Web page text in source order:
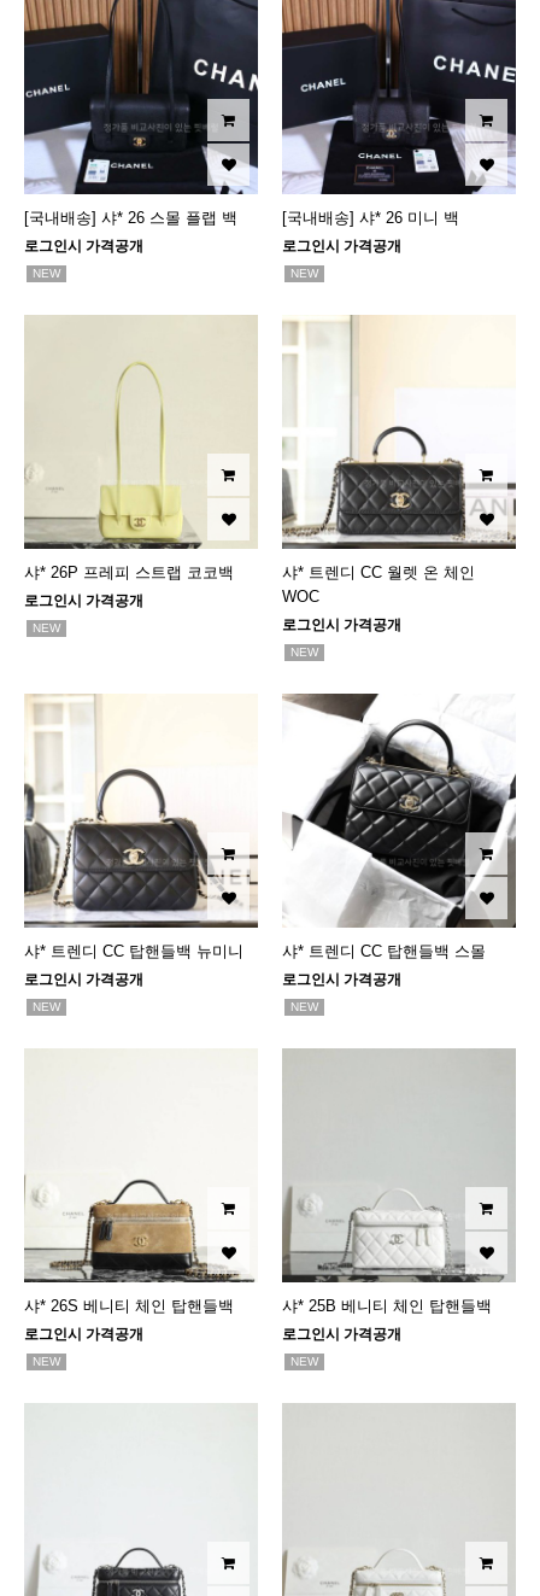
[국내배송] 샤* 26 스몰 플랩 백
로그인시 가격공개
NEW
[국내배송] 샤* 26 미니 백
로그인시 가격공개
NEW
샤* 26P 프레피 스트랩 코코백
로그인시 가격공개
NEW
샤* 트렌디 CC 월렛 온 체인
WOC
로그인시 가격공개
NEW
샤* 트렌디 CC 탑핸들백 뉴미니
로그인시 가격공개
NEW
샤* 트렌디 CC 탑핸들백 스몰
로그인시 가격공개
NEW
샤* 26S 베니티 체인 탑핸들백
로그인시 가격공개
NEW
샤* 25B 베니티 체인 탑핸들백
로그인시 가격공개
NEW